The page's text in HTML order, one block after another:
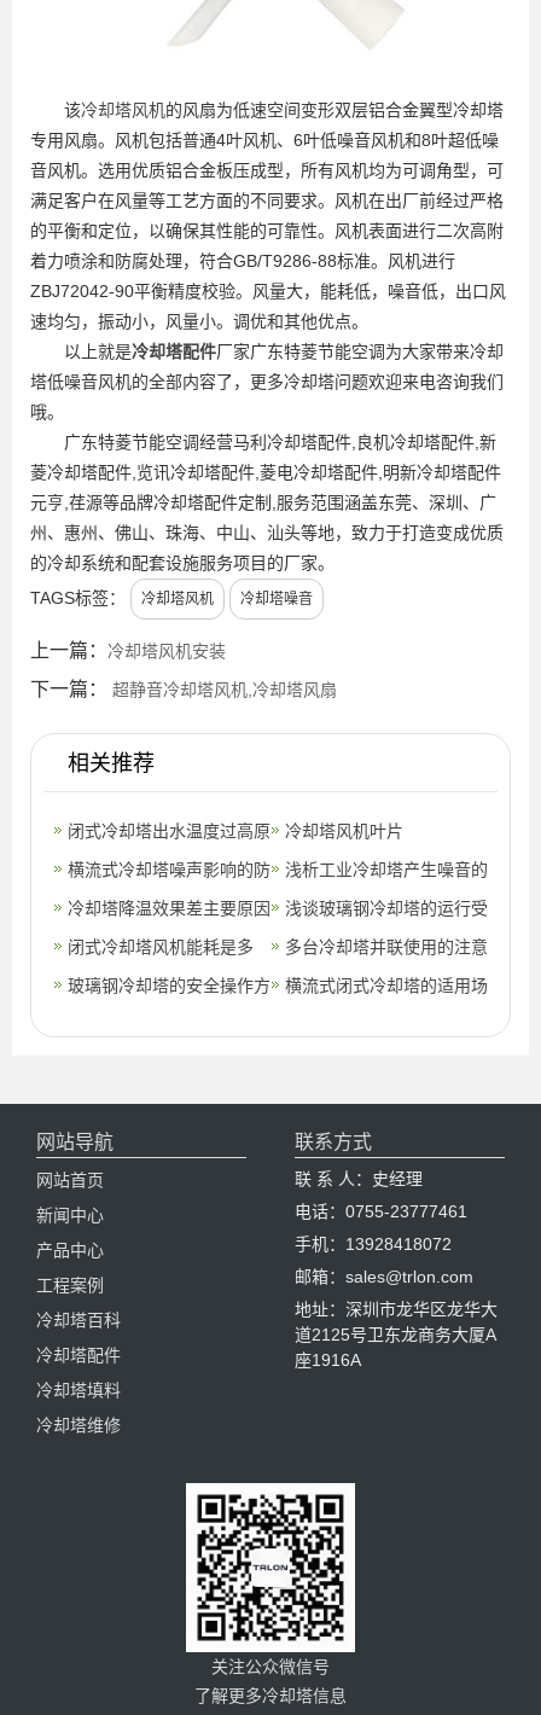
该冷却塔风机的风扇为低速空间变形双层铝合金翼型冷却塔
专用风扇。风机包括普通4叶风机、6叶低噪音风机和8叶超低噪
音风机。选用优质铝合金板压成型，所有风机均为可调角型，可
满足客户在风量等工艺方面的不同要求。风机在出厂前经过严格
的平衡和定位，以确保其性能的可靠性。风机表面进行二次高附
着力喷涂和防腐处理，符合GB/T9286-88标准。风机进行
ZBJ72042-90平衡精度校验。风量大，能耗低，噪音低，出口风
速均匀，振动小，风量小。调优和其他优点。
以上就是冷却塔配件厂家广东特菱节能空调为大家带来冷却
塔低噪音风机的全部内容了，更多冷却塔问题欢迎来电咨询我们
哦。
广东特菱节能空调经营马利冷却塔配件,良机冷却塔配件,新
菱冷却塔配件,览讯冷却塔配件,菱电冷却塔配件,明新冷却塔配件
元亨,荏源等品牌冷却塔配件定制,服务范围涵盖东莞、深圳、广
州、惠州、佛山、珠海、中山、汕头等地，致力于打造变成优质
的冷却系统和配套设施服务项目的厂家。
TAGS标签：
冷却塔风机 冷却塔噪音
上一篇： 冷却塔风机安装
下一篇： 超静音冷却塔风机,冷却塔风扇
相关推荐
闭式冷却塔出水温度过高原
因,冷却塔出水温度过高解
决方法
冷却塔风机叶片
横流式冷却塔噪声影响的防
治措施(商丘闭式横流冷却
塔噪声处
浅析工业冷却塔产生噪音的
原因(隔音墙能给冷却塔降
低多少噪
冷却塔降温效果差主要原因
浅谈玻璃钢冷却塔的运行受
哪些因素的影响(玻璃钢冷
却塔的危
闭式冷却塔风机能耗是多
少？(冷却塔风机风量)
多台冷却塔并联使用的注意
事项
玻璃钢冷却塔的安全操作方
横流式闭式冷却塔的适用场
网站导航
网站首页
新闻中心
产品中心
工程案例
冷却塔百科
冷却塔配件
冷却塔填料
冷却塔维修
联系方式
联 系 人：史经理
电话：0755-23777461
手机：13928418072
邮箱：sales@trlon.com
地址：深圳市龙华区龙华大
道2125号卫东龙商务大厦A
座1916A
关注公众微信号
了解更多冷却塔信息